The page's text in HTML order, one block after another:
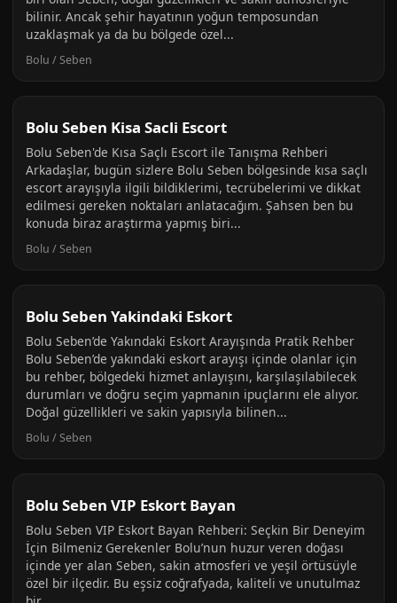
bilinir. Ancak şehir hayatının yoğun temposundan
uzaklaşmak ya da bu bölgede özel...
Bolu / Seben
Bolu Seben Kisa Sacli Escort
Bolu Seben'de Kısa Saçlı Escort ile Tanışma Rehberi
Arkadaşlar, bugün sizlere Bolu Seben bölgesinde kısa saçlı
escort arayışıyla ilgili bildiklerimi, tecrübelerimi ve dikkat
edilmesi gereken noktaları anlatacağım. Şahsen ben bu
konuda biraz araştırma yapmış biri...
Bolu / Seben
Bolu Seben Yakindaki Eskort
Bolu Seben’de Yakındaki Eskort Arayışında Pratik Rehber
Bolu Seben’de yakındaki eskort arayışı içinde olanlar için
bu rehber, bölgedeki hizmet anlayışını, karşılaşılabilecek
durumları ve doğru seçim yapmanın ipuçlarını ele alıyor.
Doğal güzellikleri ve sakin yapısıyla bilinen...
Bolu / Seben
Bolu Seben VIP Eskort Bayan
Bolu Seben VIP Eskort Bayan Rehberi: Seçkin Bir Deneyim
İçin Bilmeniz Gerekenler Bolu’nun huzur veren doğası
içinde yer alan Seben, sakin atmosferi ve yeşil örtüsüyle
özel bir ilçedir. Bu eşsiz coğrafyada, kaliteli ve unutulmaz